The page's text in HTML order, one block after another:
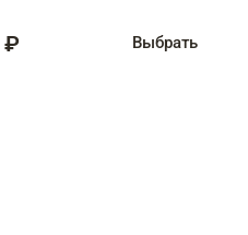
₽ Выбрать